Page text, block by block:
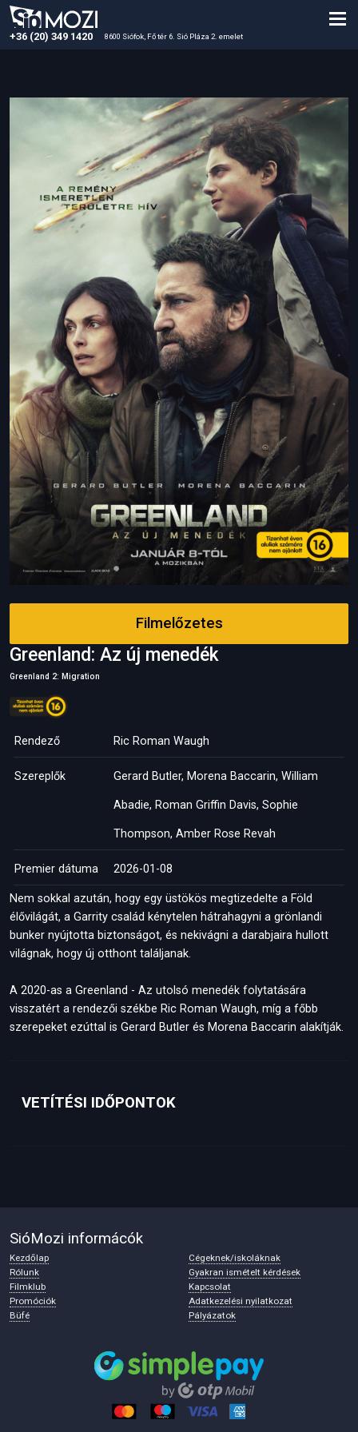
+36 (20) 349 1420 8600 Siófok, Fő tér 6. Sió Pláza 2. emelet
Filmelőzetes
Greenland: Az új menedék
Greenland 2: Migration
Rendező Ric Roman Waugh
Szereplők Gerard Butler, Morena Baccarin, William
Abadie, Roman Griffin Davis, Sophie
Thompson, Amber Rose Revah
Premier dátuma 2026-01-08
Nem sokkal azután, hogy egy üstökös megtizedelte a Föld
élővilágát, a Garrity család kénytelen hátrahagyni a grönlandi
bunker nyújtotta biztonságot, és nekivágni a darabjaira hullott
világnak, hogy új otthont találjanak.
A 2020-as a Greenland - Az utolsó menedék folytatására
visszatért a rendezői székbe Ric Roman Waugh, míg a főbb
szerepeket ezúttal is Gerard Butler és Morena Baccarin alakítják.
VETÍTÉSI IDŐPONTOK
SióMozi informácók
Kezdőlap
Rólunk
Filmklub
Promóciók
Büfé
Cégeknek/iskoláknak
Gyakran ismételt kérdések
Kapcsolat
Adatkezelési nyilatkozat
Pályázatok